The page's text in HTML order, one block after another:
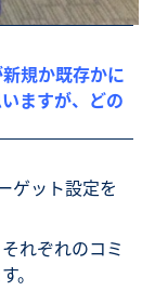
規か既存かに
ますが、どの
ゲット設定を
れぞれのコミ
。